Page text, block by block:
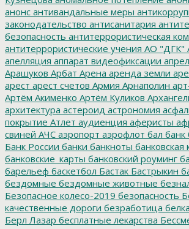
анонс антивандальные меры
законодательство антисанитария
безопасность антитеррористическая
антитеррористические учения АО "ДГК"
апелляция аппарат видеофиксации
Арашуков Арбат Арена аренда земли
арест арест счетов Армия Арнаполин
Артём Акименко Артём Куликов
архитектура астероид астрономия
покрытие Атлет аудиенция аферисты
свиней АЧС аэропорт аэрофлот бал банк
Банк России банки банкноты банковская
банковские_карты банковский роуминг
барельеф баскетбол Бастак Бастрыкин
бездомные бездомные животные
Безопасное колесо-2019 безопасность
качественные дороги безработица белка
Берл Лазар бесплатные лекарства